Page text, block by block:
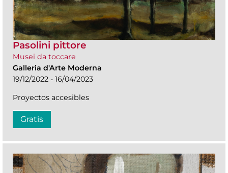
Pasolini pittore
Musei da toccare
Galleria d'Arte Moderna
19/12/2022 - 16/04/2023
Proyectos accesibles
Gratis